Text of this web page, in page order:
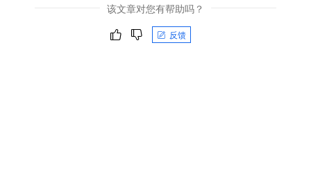
该文章对您有帮助吗？
反馈